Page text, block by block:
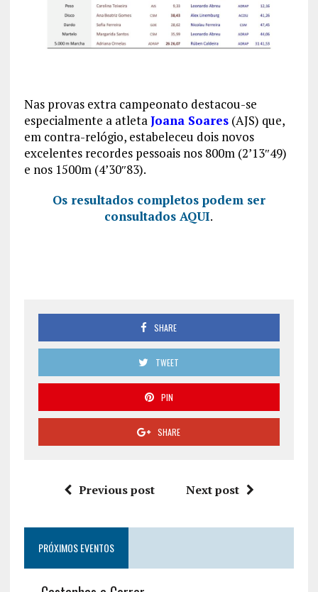
Nas provas extra campeonato destacou-se
especialmente a atleta Joana Soares(AJS) que,
em contra-relógio, estabeleceu dois novos
excelentes recordes pessoais nos 800m (2’13″49)
e nos 1500m (4’30″83).
Os resultados completos podem ser
consultados AQUI.
SHARE
TWEET
PIN
SHARE
Previous post Next post
PRÓXIMOS EVENTOS